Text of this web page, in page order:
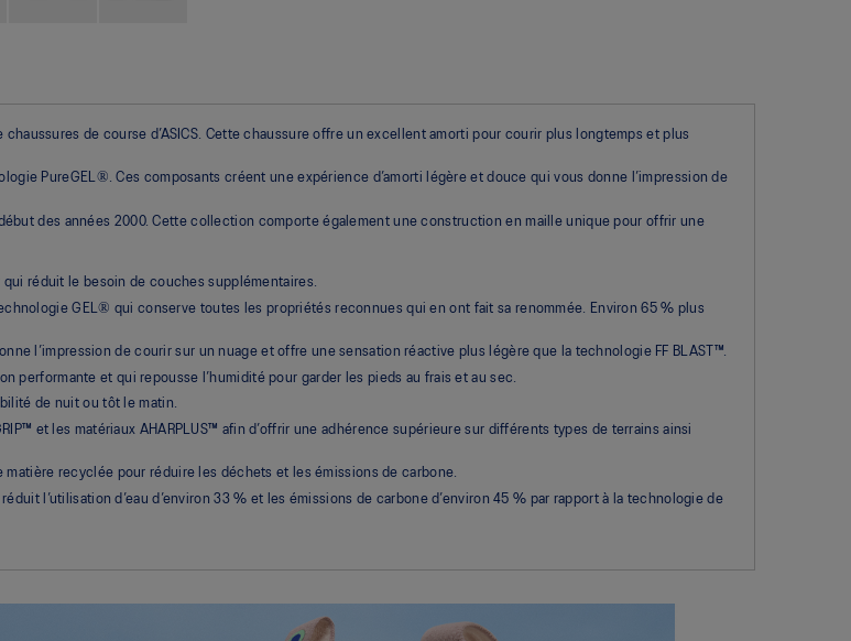
chaussures de course d’ASICS. Cette chaussure offre un excellent amorti pour courir plus longtemps et plus
PureGEL®. Ces composants créent une expérience d’amorti légère et douce qui vous donne l’impression de
des années 2000. Cette collection comporte également une construction en maille unique pour offrir une
réduit le besoin de couches supplémentaires.
GEL® qui conserve toutes les propriétés reconnues qui en ont fait sa renommée. Environ 65 % plus
l’impression de courir sur un nuage et offre une sensation réactive plus légère que la technologie FF BLAST™.
performante et qui repousse l’humidité pour garder les pieds au frais et au sec.
de nuit ou tôt le matin.
et les matériaux AHARPLUS™ afin d’offrir une adhérence supérieure sur différents types de terrains ainsi
recyclée pour réduire les déchets et les émissions de carbone.
l’utilisation d’eau d’environ 33 % et les émissions de carbone d’environ 45 % par rapport à la technologie de